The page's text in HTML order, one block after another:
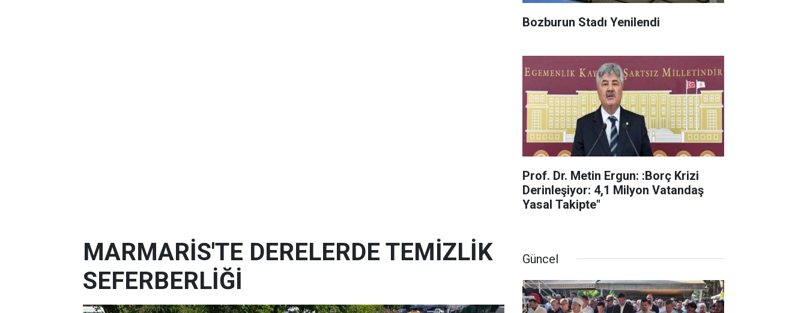
Bozburun Stadı Yenilendi
Prof. Dr. Metin Ergun: :Borç Krizi
Derinleşiyor: 4,1 Milyon Vatandaş
Yasal Takipte"
MARMARİS'TE DERELERDE TEMİZLİK
SEFERBERLİĞİ
Güncel